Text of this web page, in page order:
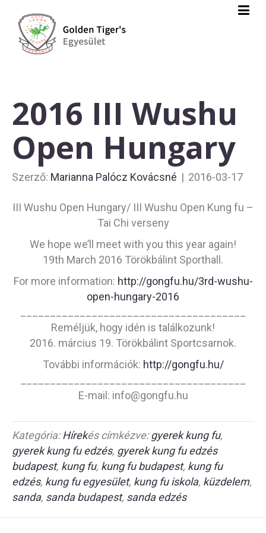
2016 III Wushu
Open Hungary
Szerző: Marianna Palócz Kovácsné | 2016-03-17
III Wushu Open Hungary/ III Wushu Open Kung fu –
Tai Chi verseny
We hope we’ll meet with you this year again!
19th March 2016 Törökbálint Sporthall.
For more information: http://gongfu.hu/3rd-wushu-
open-hungary-2016
Reméljük, hogy idén is találkozunk!
2016. március 19. Törökbálint Sportcsarnok.
További információk: http://gongfu.hu/
E-mail: info@gongfu.hu
Kategória:Hírekés címkézve:gyerek kung fu,
gyerek kung fu edzés, gyerek kung fu edzés
budapest, kung fu, kung fu budapest, kung fu
edzés, kung fu egyesület, kung fu iskola, küzdelem,
sanda, sanda budapest, sanda edzés